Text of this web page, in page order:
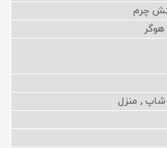
چرم
شاپ , منزل